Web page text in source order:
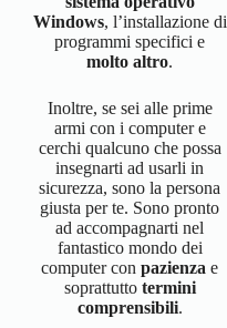
Windows, l’installazione di
programmi specifici e
molto altro.
Inoltre, se sei alle prime
armi con i computer e
cerchi qualcuno che possa
insegnarti ad usarli in
sicurezza, sono la persona
giusta per te. Sono pronto
ad accompagnarti nel
fantastico mondo dei
computer conpazienza e
soprattutto termini
comprensibili.